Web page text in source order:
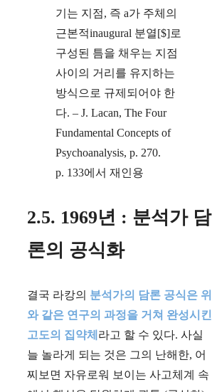
기는 지점, 즉 a가 주체의
근본적inaugural 분열[$]로
구성된 틈을 채우는 지점
사이의 거리를 유지하는
방식으로 규제되어야 한
다. – J. Lacan, The Four
Fundamental Concepts of
Psychoanalysis, p. 270.
p. 133에서 재인용
2.5. 1969년 : 분석가 담
론의 공식화
결국 라캉의 분석가의 담론 공식은 위
와 같은 연구의 과정을 거쳐 완성시킨
고도의 집약체 라고 할 수 있다. 사실
늘 놀라게 되는 것은 그의 난해한, 어
찌보면 자유로워 보이는 사고체계 속